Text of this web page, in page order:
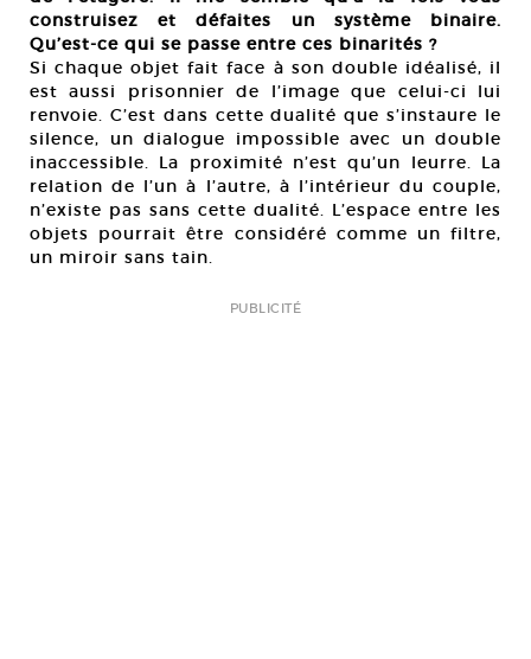
construisez et défaites un système binaire.
Qu’est-ce qui se passe entre ces binarités ?
Si chaque objet fait face à son double idéalisé, il
est aussi prisonnier de l’image que celui-ci lui
renvoie. C’est dans cette dualité que s’instaure le
silence, un dialogue impossible avec un double
inaccessible. La proximité n’est qu’un leurre. La
relation de l’un à l’autre, à l’intérieur du couple,
n’existe pas sans cette dualité. L’espace entre les
objets pourrait être considéré comme un filtre,
un miroir sans tain.
PUBLICITÉ